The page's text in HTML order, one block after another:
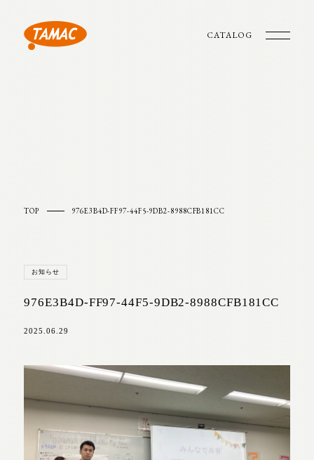
CATALOG
TOP 976E3B4D-FF97-44F5-9DB2-8988CFB181CC
お知らせ
976E3B4D-FF97-44F5-9DB2-8988CFB181CC
2025.06.29